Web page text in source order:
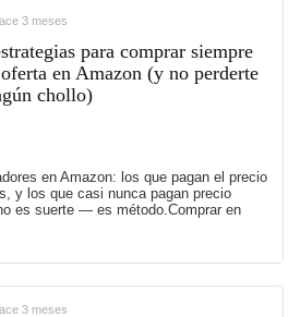
3 meses
para comprar siempre
en Amazon (y no perderte
chollo)
en Amazon: los que pagan el precio
y los que casi nunca pagan precio
es suerte — es método.Comprar en
3 meses